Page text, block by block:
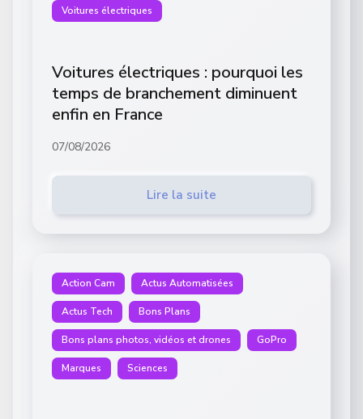
Voitures électriques
Voitures électriques : pourquoi les
temps de branchement diminuent
enfin en France
07/08/2026
Lire la suite
Action Cam Actus Automatisées
Actus Tech Bons Plans
Bons plans photos, vidéos et drones GoPro
Marques Sciences